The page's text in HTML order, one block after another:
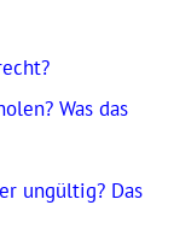
Was das
ungültig? Das